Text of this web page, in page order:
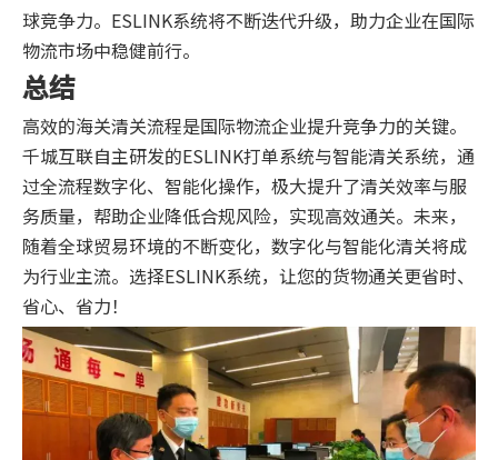
球竞争力。ESLINK系统将不断迭代升级，助力企业在国际
物流市场中稳健前行。
总结
高效的海关清关流程是国际物流企业提升竞争力的关键。
千城互联自主研发的ESLINK打单系统与智能清关系统，通
过全流程数字化、智能化操作，极大提升了清关效率与服
务质量，帮助企业降低合规风险，实现高效通关。未来，
随着全球贸易环境的不断变化，数字化与智能化清关将成
为行业主流。选择ESLINK系统，让您的货物通关更省时、
省心、省力！